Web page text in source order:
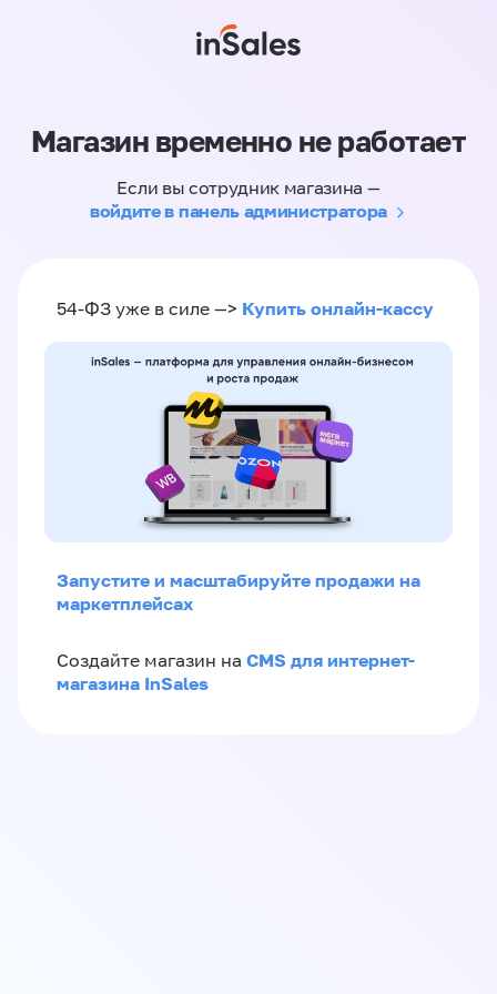
Магазин временно не работает
Если вы сотрудник магазина —
войдите в панель администратора
54-ФЗ уже в силе —> Купить онлайн-кассу
Запустите и масштабируйте продажи на
маркетплейсах
Создайте магазин на CMS для интернет-
магазина InSales